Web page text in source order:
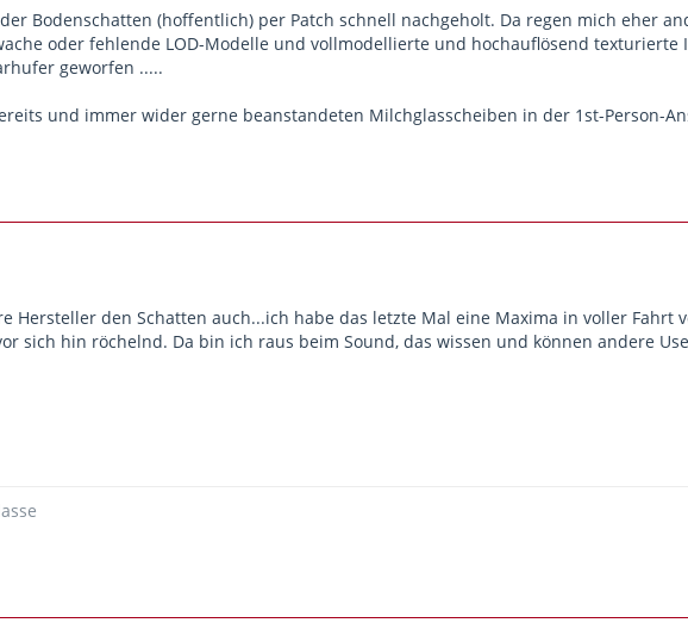
Bodenschatten (hoffentlich) per Patch schnell nachgeholt. Da regen mich eher
oder fehlende LOD-Modelle und vollmodellierte und hochauflösend
geworfen .....
und immer wider gerne beanstandeten Milchglasscheiben in der 1st-Person-
Hersteller den Schatten auch...ich habe das letzte Mal eine Maxima in voller Fahrt
sich hin röchelnd. Da bin ich raus beim Sound, das wissen und können andere